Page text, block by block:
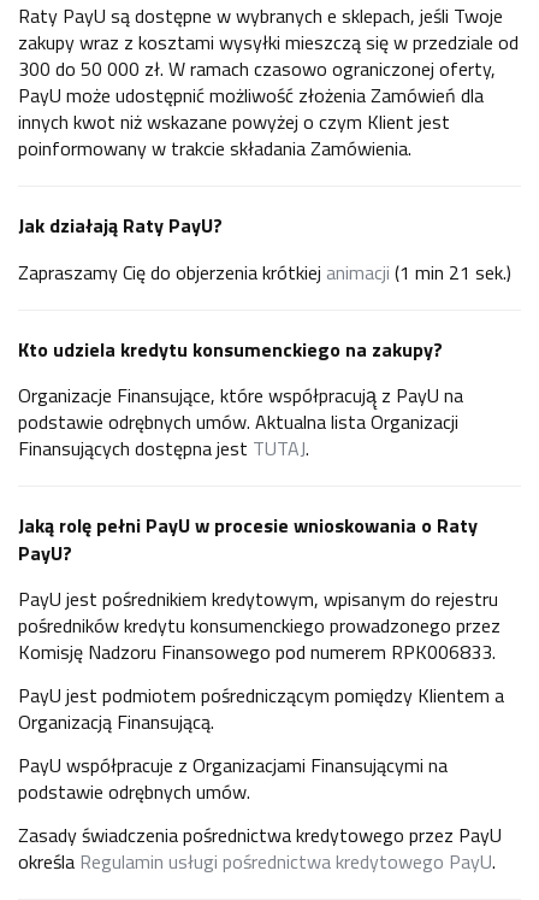
Raty PayU są dostępne w wybranych e sklepach, jeśli Twoje
zakupy wraz z kosztami wysyłki mieszczą się w przedziale od
300 do 50 000 zł. W ramach czasowo ograniczonej oferty,
PayU może udostępnić możliwość złożenia Zamówień dla
innych kwot niż wskazane powyżej o czym Klient jest
poinformowany w trakcie składania Zamówienia.
Jak działają Raty PayU?
Zapraszamy Cię do objerzenia krótkiej animacji (1 min 21 sek.)
Kto udziela kredytu konsumenckiego na zakupy?
Organizacje Finansujące, które współpracują̨ z PayU na
podstawie odrębnych umów. Aktualna lista Organizacji
Finansujących dostępna jest TUTAJ.
Jaką rolę pełni PayU w procesie wnioskowania o Raty
PayU?
PayU jest pośrednikiem kredytowym, wpisanym do rejestru
pośredników kredytu konsumenckiego prowadzonego przez
Komisję Nadzoru Finansowego pod numerem RPK006833.
PayU jest podmiotem pośredniczącym pomiędzy Klientem a
Organizacją Finansującą.
PayU współpracuje z Organizacjami Finansującymi na
podstawie odrębnych umów.
Zasady świadczenia pośrednictwa kredytowego przez PayU
określa Regulamin usługi pośrednictwa kredytowego PayU.